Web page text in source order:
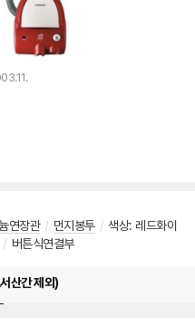
연장관 / 먼지봉투 / 색상: 레드화이
/ 버튼식연결부
산간 제외)